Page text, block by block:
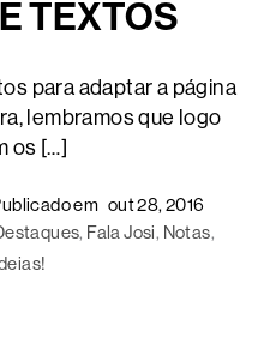
TEXTOS
para adaptar a página
lembramos que logo
os […]
em out 28, 2016
, Fala Josi, Notas